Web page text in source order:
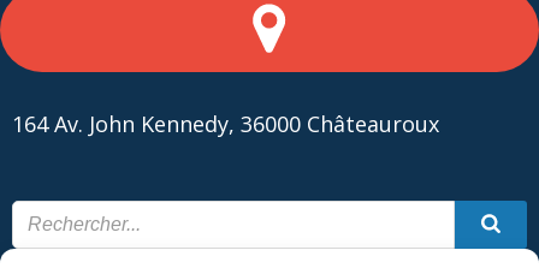
164 Av. John Kennedy, 36000 Châteauroux